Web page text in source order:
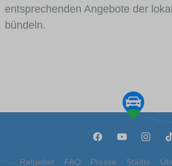
entsprechenden Angebote der
bündeln.
Ratgeber FAQ Presse Städte